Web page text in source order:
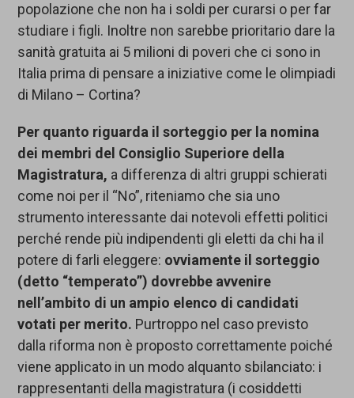
popolazione che non ha i soldi per curarsi o per far
studiare i figli. Inoltre non sarebbe prioritario dare la
sanità gratuita ai 5 milioni di poveri che ci sono in
Italia prima di pensare a iniziative come le olimpiadi
di Milano – Cortina?
Per quanto riguarda il sorteggio per la nomina
dei membri del Consiglio Superiore della
Magistratura, a differenza di altri gruppi schierati
come noi per il “No”, riteniamo che sia uno
strumento interessante dai notevoli effetti politici
perché rende più indipendenti gli eletti da chi ha il
potere di farli eleggere: ovviamente il sorteggio
(detto “temperato”) dovrebbe avvenire
nell’ambito di un ampio elenco di candidati
votati per merito. Purtroppo nel caso previsto
dalla riforma non è proposto correttamente poiché
viene applicato in un modo alquanto sbilanciato: i
rappresentanti della magistratura (i cosiddetti